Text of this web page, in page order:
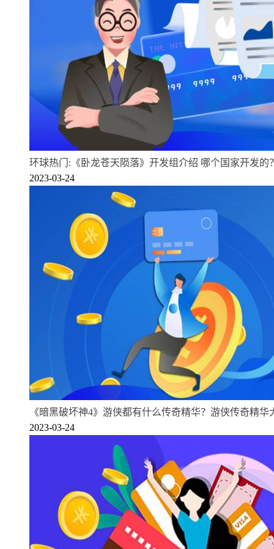
环球热门:《卧龙苍天陨落》开发组介绍 哪个国家开发的
2023-03-24
《暗黑破坏神4》游侠都有什么传奇精华？游侠传奇精华
2023-03-24